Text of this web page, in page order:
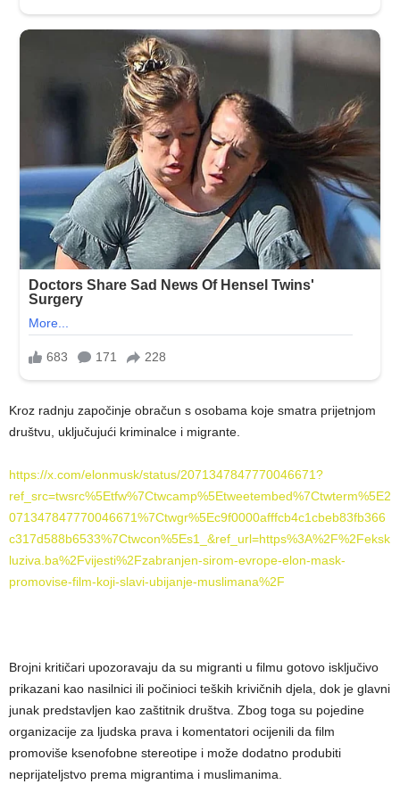
Kroz radnju započinje obračun s osobama koje smatra prijetnjom
društvu, uključujući kriminalce i migrante.
https://x.com/elonmusk/status/2071347847770046671?
ref_src=twsrc%5Etfw%7Ctwcamp%5Etweetembed%7Ctwterm%5E2
071347847770046671%7Ctwgr%5Ec9f0000afffcb4c1cbeb83fb366
c317d588b6533%7Ctwcon%5Es1_&ref_url=https%3A%2F%2Feksk
luziva.ba%2Fvijesti%2Fzabranjen-sirom-evrope-elon-mask-
promovise-film-koji-slavi-ubijanje-muslimana%2F
Brojni kritičari upozoravaju da su migranti u filmu gotovo isključivo
prikazani kao nasilnici ili počinioci teških krivičnih djela, dok je glavni
junak predstavljen kao zaštitnik društva. Zbog toga su pojedine
organizacije za ljudska prava i komentatori ocijenili da film
promoviše ksenofobne stereotipe i može dodatno produbiti
neprijateljstvo prema migrantima i muslimanima.